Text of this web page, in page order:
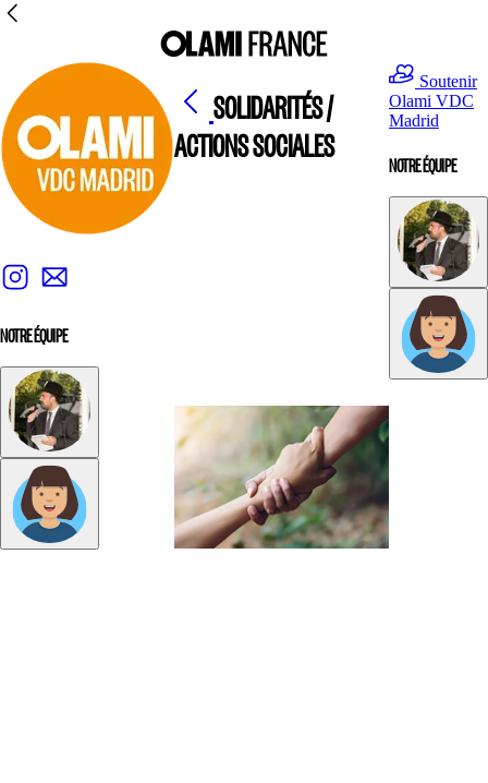
NOTRE ÉQUIPE
SOLIDARITÉS /
ACTIONS SOCIALES
Soutenir
Olami VDC
Madrid
NOTRE ÉQUIPE